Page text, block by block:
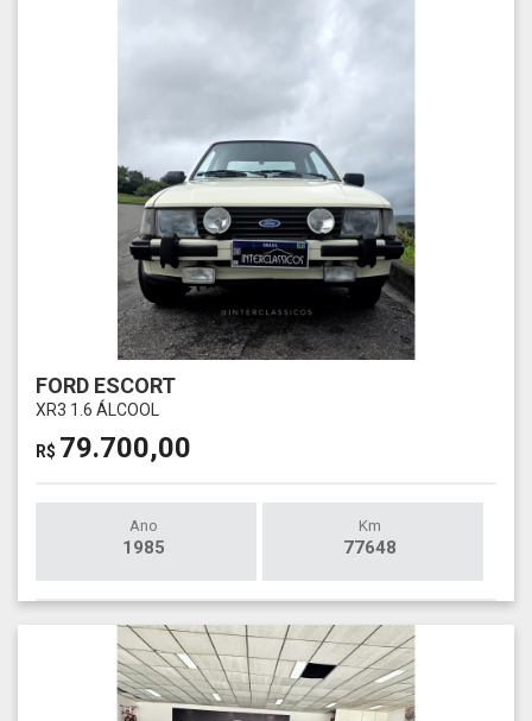
FORD ESCORT
XR3 1.6 ÁLCOOL
R$ 79.700,00
Ano
1985
Km
77648